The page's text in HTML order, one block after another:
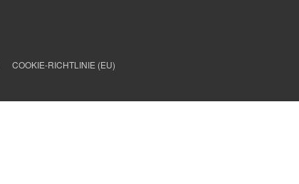
COOKIE-RICHTLINIE (EU)